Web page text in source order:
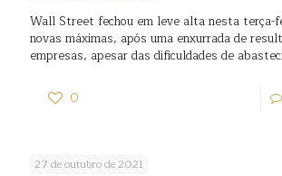
Wall Street fechou em leve alta nesta terça-
novas máximas, após uma enxurrada de
empresas, apesar das dificuldades de
0
27 de outubro de 2021